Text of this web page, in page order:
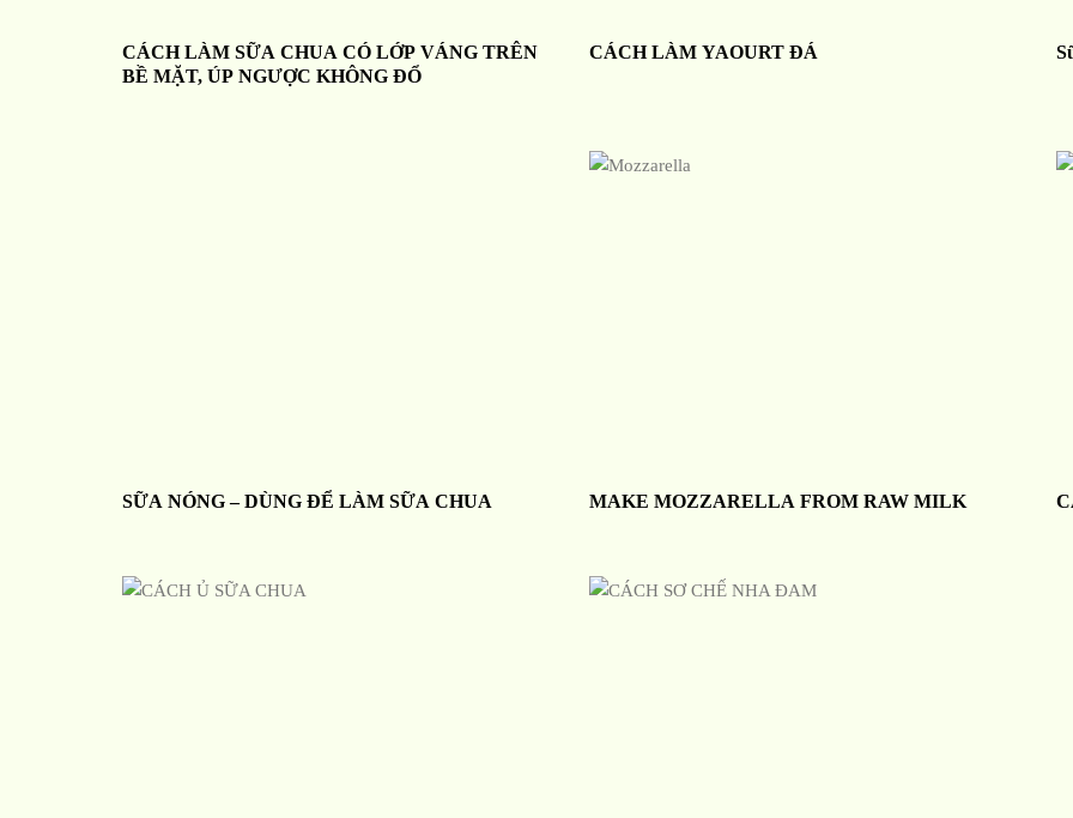
CÁCH LÀM SỮA CHUA CÓ LỚP VÁNG TRÊN
BỀ MẶT, ÚP NGƯỢC KHÔNG ĐỔ
CÁCH LÀM YAOURT ĐÁ
SỮA NÓNG – DÙNG ĐỂ LÀM SỮA CHUA MAKE MOZZARELLA FROM RAW MILK